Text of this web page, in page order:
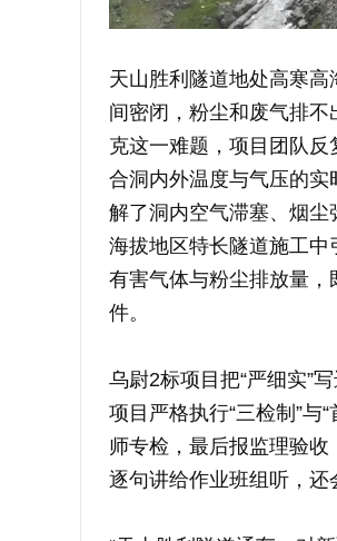
天山胜利隧道地处高寒
间密闭，粉尘和废气排
克这一难题，项目团队
合洞内外温度与气压的
解了洞内空气滞塞、烟
海拔地区特长隧道施工
有害气体与粉尘排放量
件。
乌尉2标项目把“严细实”
项目严格执行“三检制”与
师专检，最后报监理验
逐句讲给作业班组听，还